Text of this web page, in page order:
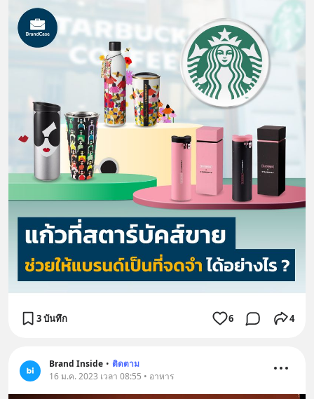
3 บันทึก 6 4
Brand Inside • ติดตาม
16 ม.ค. 2023 เวลา 08:55 • อาหาร